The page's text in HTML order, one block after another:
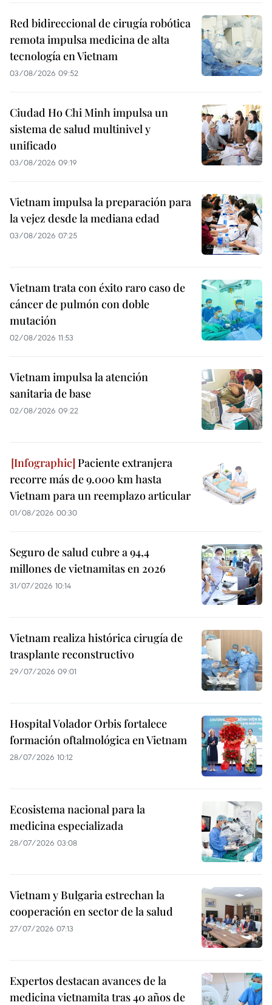
Red bidireccional de cirugía robótica
remota impulsa medicina de alta
tecnología en Vietnam
03/08/2026 09:52
Ciudad Ho Chi Minh impulsa un
sistema de salud multinivel y
unificado
03/08/2026 09:19
Vietnam impulsa la preparación para
la vejez desde la mediana edad
03/08/2026 07:25
Vietnam trata con éxito raro caso de
cáncer de pulmón con doble
mutación
02/08/2026 11:53
Vietnam impulsa la atención
sanitaria de base
02/08/2026 09:22
Paciente extranjera
recorre más de 9.000 km hasta
Vietnam para un reemplazo articular
01/08/2026 00:30
Seguro de salud cubre a 94,4
millones de vietnamitas en 2026
31/07/2026 10:14
Vietnam realiza histórica cirugía de
trasplante reconstructivo
29/07/2026 09:01
Hospital Volador Orbis fortalece
formación oftalmológica en Vietnam
28/07/2026 10:12
Ecosistema nacional para la
medicina especializada
28/07/2026 03:08
Vietnam y Bulgaria estrechan la
cooperación en sector de la salud
27/07/2026 07:13
Expertos destacan avances de la
medicina vietnamita tras 40 años de